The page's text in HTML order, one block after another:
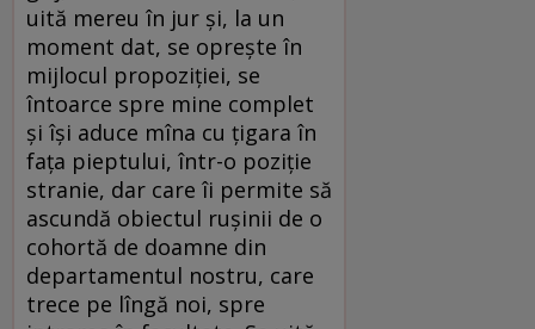
uită mereu în jur şi, la un
moment dat, se opreşte în
mijlocul propoziţiei, se
întoarce spre mine complet
şi îşi aduce mîna cu ţigara în
faţa pieptului, într-o poziţie
stranie, dar care îi permite să
ascundă obiectul ruşinii de o
cohortă de doamne din
departamentul nostru, care
trece pe lîngă noi, spre